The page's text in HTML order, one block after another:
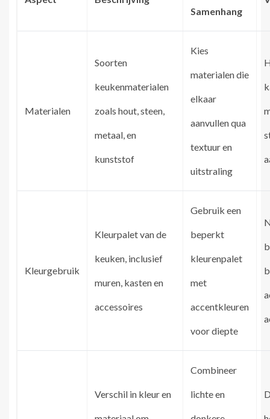
Samenhang
Materialen
Soorten
keukenmaterialen
zoals hout, steen,
metaal, en
kunststof
Kies
materialen die
elkaar
aanvullen qua
textuur en
uitstraling
Kleurgebruik
Kleurpalet van de
keuken, inclusief
muren, kasten en
accessoires
Gebruik een
beperkt
kleurenpalet
met
accentkleuren
voor diepte
Verschil in kleur en
Combineer
lichte en